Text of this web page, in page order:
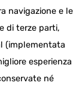
navigazione e le
di terze parti,
(implementata
esperienza
né